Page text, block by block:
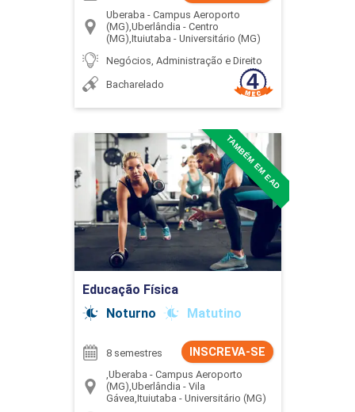
Uberaba - Campus Aeroporto
(MG),Uberlândia - Centro
(MG),Ituiutaba - Universitário (MG)
Negócios, Administração e Direito
Bacharelado
Educação Física
Noturno
Matutino
TAMBÉM EM EAD
INSCREVA-SE
8 semestres
,Uberaba - Campus Aeroporto
(MG),Uberlândia - Vila
Gávea,Ituiutaba - Universitário (MG)
Educação Física
Detalhes do curso
Ir para Inscrição